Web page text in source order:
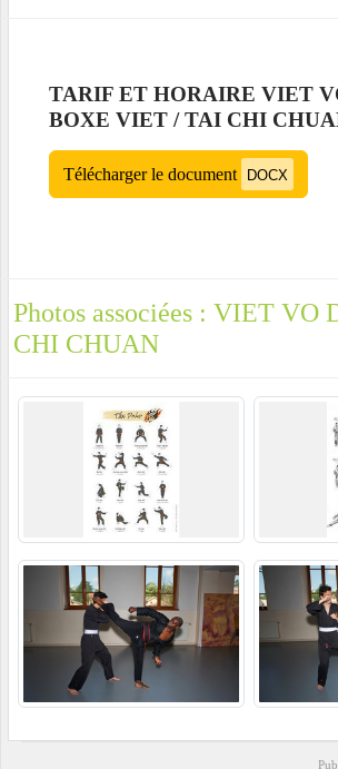
TARIF ET HORAIRE VIET
BOXE VIET / TAI CHI
Télécharger le document DOCX
Photos associées : VIET VO
CHI CHUAN